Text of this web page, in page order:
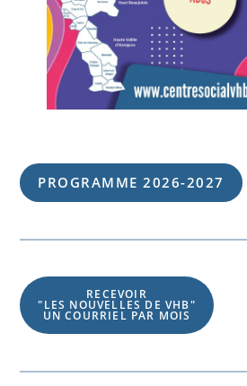
PROGRAMME 2026-2027
RECEVOIR
"LES NOUVELLES DE VHB"
UN COURRIEL PAR MOIS